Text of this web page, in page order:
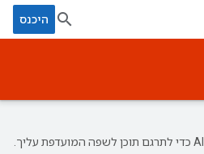
היכנס
‫Google משתמשת בטכנולוגיית AI כדי לתרגם תוכן לשפה המועדפת עליך.